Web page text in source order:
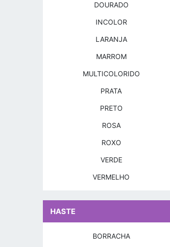
DOURADO
INCOLOR
LARANJA
MARROM
MULTICOLORIDO
PRATA
PRETO
ROSA
ROXO
VERDE
VERMELHO
HASTE
BORRACHA